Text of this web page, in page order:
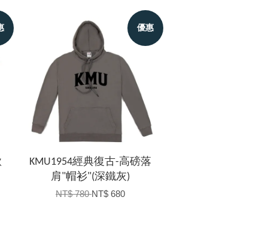
優惠
KMU1954經典復古-高磅落
肩"帽衫"(深鐵灰)
NT$ 780NT$ 680